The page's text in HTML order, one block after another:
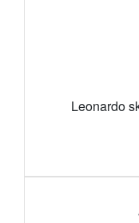
Leonardo